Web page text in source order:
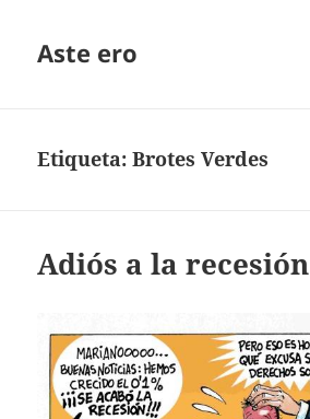
Aste ero
Etiqueta:Brotes Verdes
Adiós a la recesión